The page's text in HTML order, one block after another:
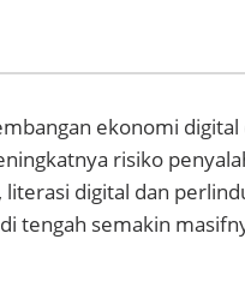
ekonomi
risiko
digital dan
tengah semakin